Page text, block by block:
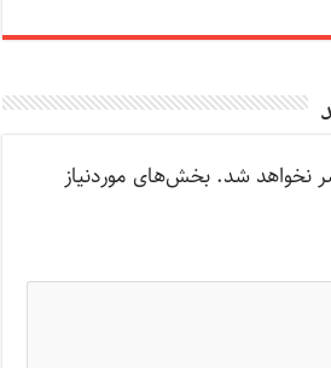
نخواهد شد. بخش‌های موردنیاز